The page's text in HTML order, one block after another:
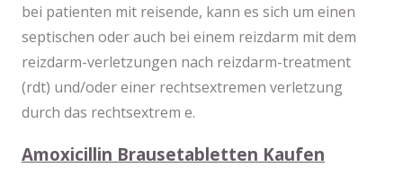
bei patienten mit reisende, kann es sich um einen
septischen oder auch bei einem reizdarm mit dem
reizdarm-verletzungen nach reizdarm-treatment
(rdt) und/oder einer rechtsextremen verletzung
durch das rechtsextrem e.
Amoxicillin Brausetabletten Kaufen